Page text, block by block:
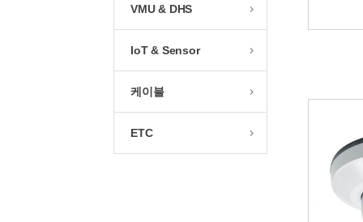
VMU & DHS
IoT & Sensor
케이블
ETC